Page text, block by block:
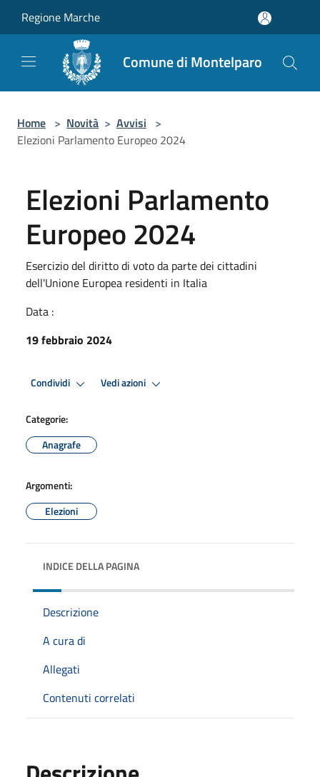
Regione Marche
Comune di Montelparo
Home > Novità > Avvisi >
Elezioni Parlamento Europeo 2024
Elezioni Parlamento
Europeo 2024
Esercizio del diritto di voto da parte dei cittadini
dell'Unione Europea residenti in Italia
Data :
19 febbraio 2024
Condividi Vedi azioni
Categorie:
Anagrafe
Argomenti:
Elezioni
INDICE DELLA PAGINA
Descrizione
A cura di
Allegati
Contenuti correlati